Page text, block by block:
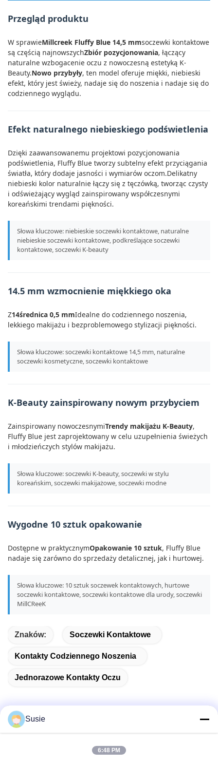
Przegląd produktu
W sprawieMillcreek Fluffy Blue 14,5 mmsoczewki kontaktowe
są częścią najnowszychZbiór pozycjonowania, łączący
naturalne wzbogacenie oczu z nowoczesną estetyką K-
Beauty.Nowo przybyły, ten model oferuje miękki, niebieski
efekt, który jest świeży, nadaje się do noszenia i nadaje się do
codziennego wyglądu.
Efekt naturalnego niebieskiego podświetlenia
Dzięki zaawansowanemu projektowi pozycjonowania
podświetlenia, Fluffy Blue tworzy subtelny efekt przyciągania
światła, który dodaje jasności i wymiarów oczom.Delikatny
niebieski kolor naturalnie łączy się z tęczówką, tworząc czysty
i odświeżający wygląd zainspirowany współczesnymi
koreańskimi trendami piękności.
Słowa kluczowe: niebieskie soczewki kontaktowe, naturalne
niebieskie soczewki kontaktowe, podkreślające soczewki
kontaktowe, soczewki K-beauty
14.5 mm wzmocnienie miękkiego oka
Z14średnica 0,5 mmIdealne do codziennego noszenia,
lekkiego makijażu i bezproblemowego stylizacji piękności.
Słowa kluczowe: soczewki kontaktowe 14,5 mm, naturalne
soczewki kosmetyczne, soczewki kontaktowe
K-Beauty zainspirowany nowym przybyciem
Zainspirowany nowoczesnymiTrendy makijażu K-Beauty,
Fluffy Blue jest zaprojektowany w celu uzupełnienia świeżych
i młodzieńczych stylów makijażu.
Słowa kluczowe: soczewki K-beauty, soczewki w stylu
koreańskim, soczewki makijażowe, soczewki modne
Wygodne 10 sztuk opakowanie
Dostępne w praktycznymOpakowanie 10 sztuk, Fluffy Blue
nadaje się zarówno do sprzedaży detalicznej, jak i hurtowej.
Słowa kluczowe: 10 sztuk soczewek kontaktowych, hurtowe
soczewki kontaktowe, soczewki kontaktowe dla urody, soczewki
MillCReeK
Znaków: Soczewki Kontaktowe
Kontakty Codziennego Noszenia
Jednorazowe Kontakty Oczu
Susie
6:48 PM